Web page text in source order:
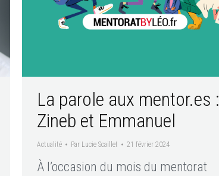
La parole aux mentor.es :
Zineb et Emmanuel
Actualité Par Lucie Scaillet 21 février 2024
À l’occasion du mois du mentorat